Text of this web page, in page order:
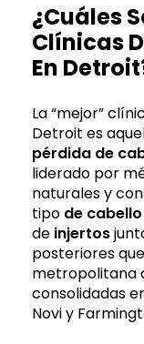
¿Cuáles
Clínicas
En
La “mejor”
Detroit es
pérdida de
liderado por
naturales y
tipo de cabello
de injertos
posteriores
metropolitana
consolidadas
Novi y